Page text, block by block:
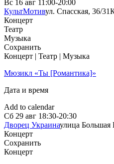
Вс 16 авг 11:00-20:00
КультМотивул. Спасская, 36/31
Концерт
Театр
Музыка
Сохранить
Концерт | Театр | Музыка
Мюзикл «Ты [Романтика]»
Дата и время
Add to calendar
Сб 29 авг 18:30-20:30
Дворец Украинаулица Большая
Концерт
Сохранить
Концерт